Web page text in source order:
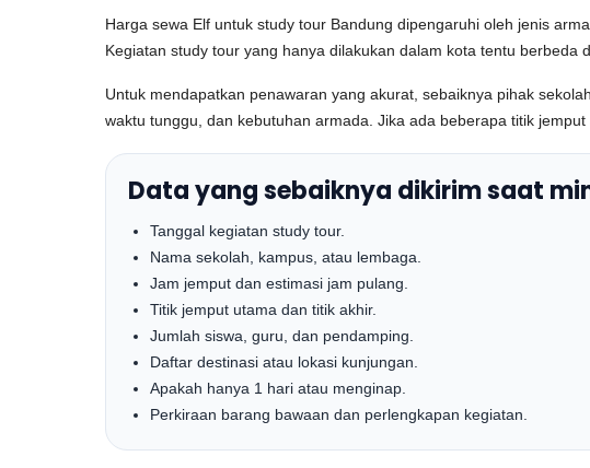
Harga sewa Elf untuk study tour Bandung dipengaruhi oleh jenis
Kegiatan study tour yang hanya dilakukan dalam kota tentu berbeda
Untuk mendapatkan penawaran yang akurat, sebaiknya pihak
waktu tunggu, dan kebutuhan armada. Jika ada beberapa titik
Data yang sebaiknya dikirim saat
Tanggal kegiatan study tour.
Nama sekolah, kampus, atau lembaga.
Jam jemput dan estimasi jam pulang.
Titik jemput utama dan titik akhir.
Jumlah siswa, guru, dan pendamping.
Daftar destinasi atau lokasi kunjungan.
Apakah hanya 1 hari atau menginap.
Perkiraan barang bawaan dan perlengkapan kegiatan.